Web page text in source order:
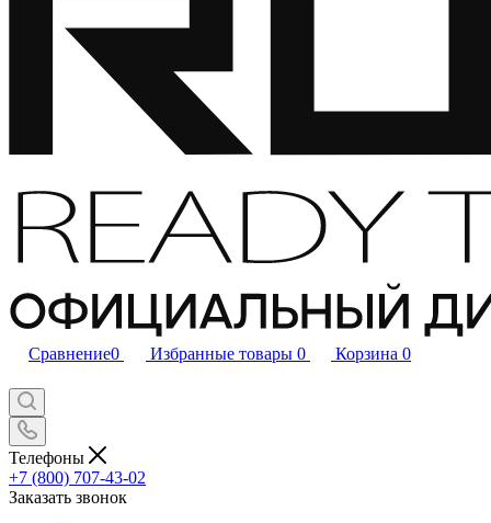
Сравнение0 Избранные товары 0 Корзина 0
Телефоны
+7 (800) 707-43-02
Заказать звонок